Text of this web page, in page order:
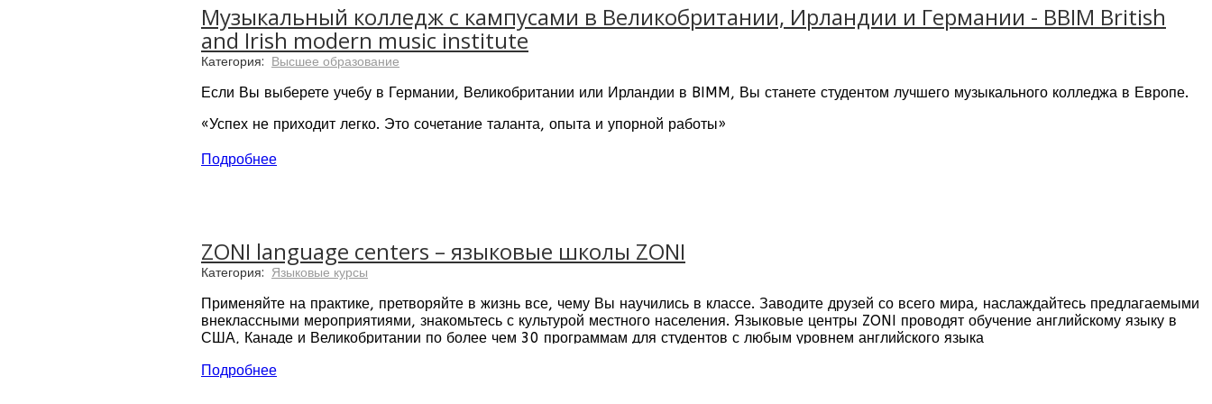
Музыкальный колледж с кампусами в Великобритании, Ирландии и Германии - BBIM British
and Irish modern music institute
Категория: Высшее образование
Если Вы выберете учебу в Германии, Великобритании или Ирландии в BIMM, Вы станете студентом лучшего музыкального колледжа в Европе.
«Успех не приходит легко. Это сочетание таланта, опыта и упорной работы»
В BBIM студенты учатся техническим навыкам и теоретическим знаниям у одних из лучших музыкантов мира. В коллеже обучают как основам, так
и всем специфическим деталям работы в музыкальной индустрии. Ежедневно студенты работают с лучшими музыкальными исполнителями,
Подробнее
ZONI language centers – языковые школы ZONI
Категория: Языковые курсы
Применяйте на практике, претворяйте в жизнь все, чему Вы научились в классе. Заводите друзей со всего мира, наслаждайтесь предлагаемыми
внеклассными мероприятиями, знакомьтесь с культурой местного населения. Языковые центры ZONI проводят обучение английскому языку в
США, Канаде и Великобритании по более чем 30 программам для студентов с любым уровнем английского языка
Подробнее